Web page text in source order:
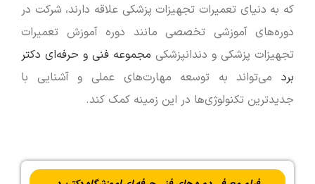
که به دنیای تعمیرات تجهیزات پزشکی علاقه دارند، شرکت در
دوره‌های آموزشی تخصصی مانند دوره آموزش تعمیرات
تجهیزات پزشکی و دندانپزشکی مجموعه فنی و حرفه‌ای دکتر
برد می‌تواند به توسعه مهارت‌های عملی و آشنایی با
جدیدترین تکنولوژی‌ها در این زمینه کمک کند.